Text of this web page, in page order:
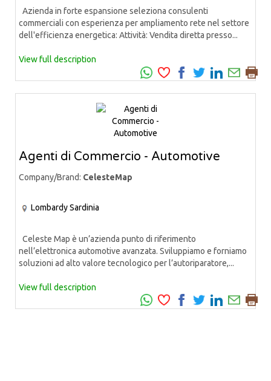
Azienda in forte espansione seleziona consulenti
commerciali con esperienza per ampliamento rete nel settore
dell'efficienza energetica: Attività: Vendita diretta presso...
View full description
Agenti di Commercio - Automotive
Company/Brand: CelesteMap
LombardySardinia
Celeste Map è un’azienda punto di riferimento
nell’elettronica automotive avanzata. Sviluppiamo e forniamo
soluzioni ad alto valore tecnologico per l’autoriparatore,...
View full description